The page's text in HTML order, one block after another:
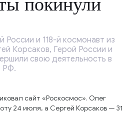
России и 118-й космонавт из
Корсаков, Герой России и
свою деятельность в
РФ.
сайт «Роскосмос». Олег
24 июля, а Сергей Корсаков — 31